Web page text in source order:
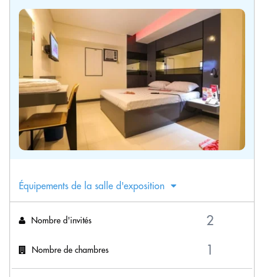
Équipements de la salle d'exposition
Nombre d'invités
Nombre de chambres